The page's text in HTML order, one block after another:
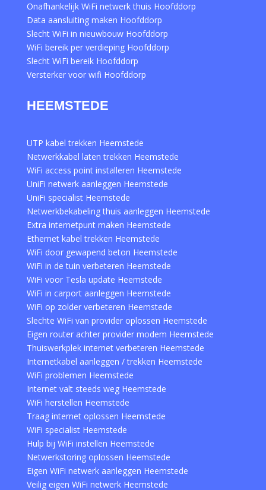
Onafhankelijk WiFi netwerk thuis Hoofddorp
Data aansluiting maken Hoofddorp
Slecht WiFi in nieuwbouw Hoofddorp
WiFi bereik per verdieping Hoofddorp
Slecht WiFi bereik Hoofddorp
Versterker voor wifi Hoofddorp
HEEMSTEDE
UTP kabel trekken Heemstede
Netwerkkabel laten trekken Heemstede
WiFi access point installeren Heemstede
UniFi netwerk aanleggen Heemstede
UniFi specialist Heemstede
Netwerkbekabeling thuis aanleggen Heemstede
Extra internetpunt maken Heemstede
Ethernet kabel trekken Heemstede
WiFi door gewapend beton Heemstede
WiFi in de tuin verbeteren Heemstede
WiFi voor Tesla update Heemstede
WiFi in carport aanleggen Heemstede
WiFi op zolder verbeteren Heemstede
Slechte WiFi van provider oplossen Heemstede
Eigen router achter provider modem Heemstede
Thuiswerkplek internet verbeteren Heemstede
Internetkabel aanleggen / trekken Heemstede
WiFi problemen Heemstede
Internet valt steeds weg Heemstede
WiFi herstellen Heemstede
Traag internet oplossen Heemstede
WiFi specialist Heemstede
Hulp bij WiFi instellen Heemstede
Netwerkstoring oplossen Heemstede
Eigen WiFi netwerk aanleggen Heemstede
Veilig eigen WiFi netwerk Heemstede